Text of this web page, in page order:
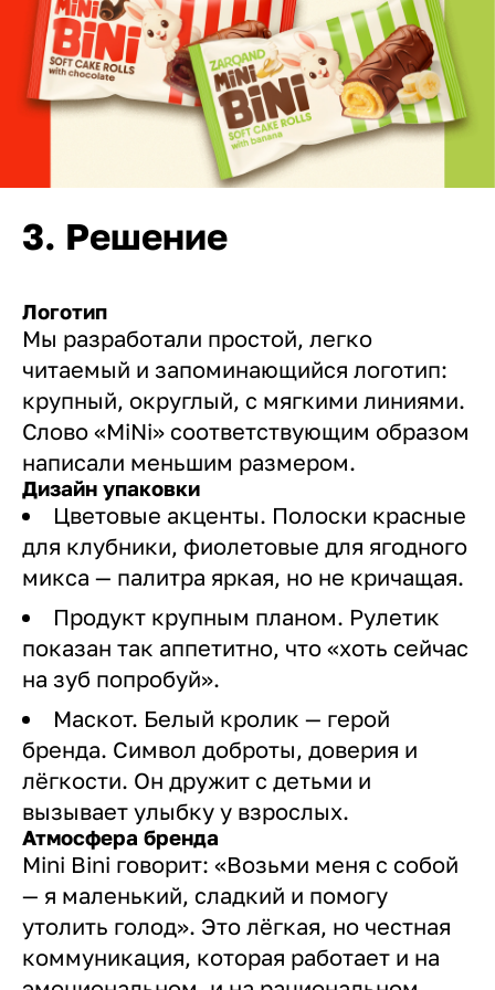
3. Решение
Логотип
Мы разработали простой, легко
читаемый и запоминающийся логотип:
крупный, округлый, с мягкими линиями.
Слово «MiNi» соответствующим образом
написали меньшим размером.
Дизайн упаковки
Цветовые акценты. Полоски красные
для клубники, фиолетовые для ягодного
микса — палитра яркая, но не кричащая.
Продукт крупным планом. Рулетик
показан так аппетитно, что «хоть сейчас
на зуб попробуй».
Маскот. Белый кролик — герой
бренда. Символ доброты, доверия и
лёгкости. Он дружит с детьми и
вызывает улыбку у взрослых.
Атмосфера бренда
Mini Bini говорит: «Возьми меня с собой
— я маленький, сладкий и помогу
утолить голод». Это лёгкая, но честная
коммуникация, которая работает и на